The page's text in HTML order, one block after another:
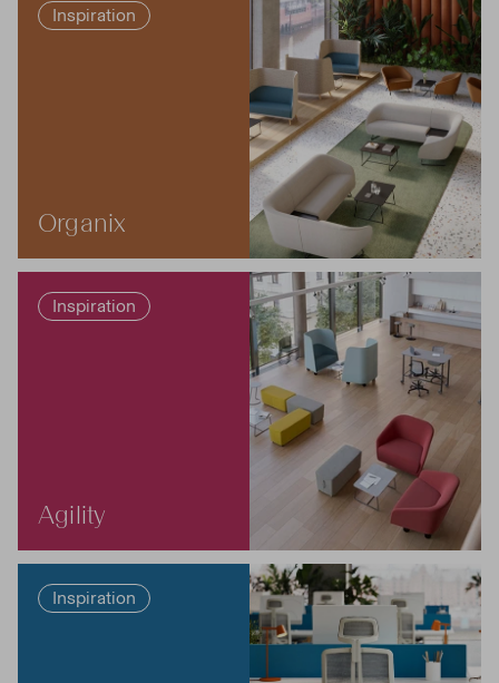
Inspiration
Organix
Inspiration
Agility
Inspiration